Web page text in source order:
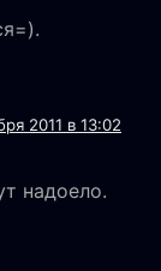
2011 в 13:02
надоело.